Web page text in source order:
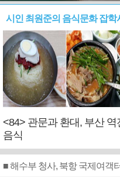
시인 최원준의 음식문화 잡학
<84> 관문과 환대, 부산 역
음식
■ 해수부 청사, 북항 국제여객